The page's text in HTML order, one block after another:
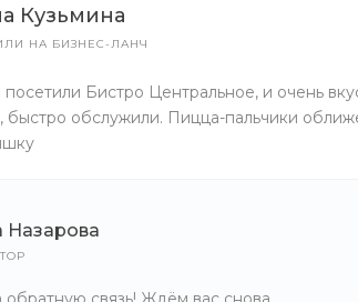
Кузьмина
НА БИЗНЕС-ЛАНЧ
Бистро Центральное, и очень
быстро обслужили. Пицца-пальчики
Назарова